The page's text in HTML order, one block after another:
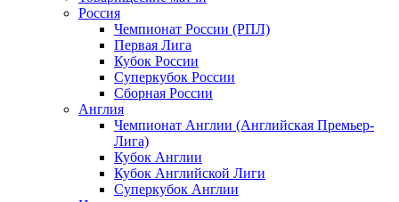
Россия
Чемпионат России (РПЛ)
Первая Лига
Кубок России
Суперкубок России
Сборная России
Англия
Чемпионат Англии (Английская Премьер-
Лига)
Кубок Англии
Кубок Английской Лиги
Суперкубок Англии